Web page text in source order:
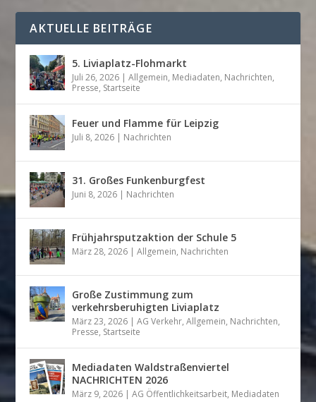
AKTUELLE BEITRÄGE
5. Liviaplatz-Flohmarkt
Juli 26, 2026 |Allgemein, Mediadaten, Nachrichten,
Presse, Startseite
Feuer und Flamme für Leipzig
Juli 8, 2026 | Nachrichten
31. Großes Funkenburgfest
Juni 8, 2026 | Nachrichten
Frühjahrsputzaktion der Schule 5
März 28, 2026 |Allgemein, Nachrichten
Große Zustimmung zum
verkehrsberuhigten Liviaplatz
März 23, 2026 |AG Verkehr,Allgemein, Nachrichten,
Presse, Startseite
Mediadaten Waldstraßenviertel
NACHRICHTEN 2026
März 9, 2026 |AG Öffentlichkeitsarbeit, Mediadaten